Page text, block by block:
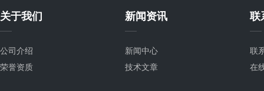
关于我们
公司介绍
荣誉资质
新闻资讯
新闻中心
技术文章
联
联
在